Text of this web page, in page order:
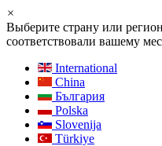
×
Выберите страну или
соответствовали вашему
International
China
България
Polska
Slovenija
Türkiye